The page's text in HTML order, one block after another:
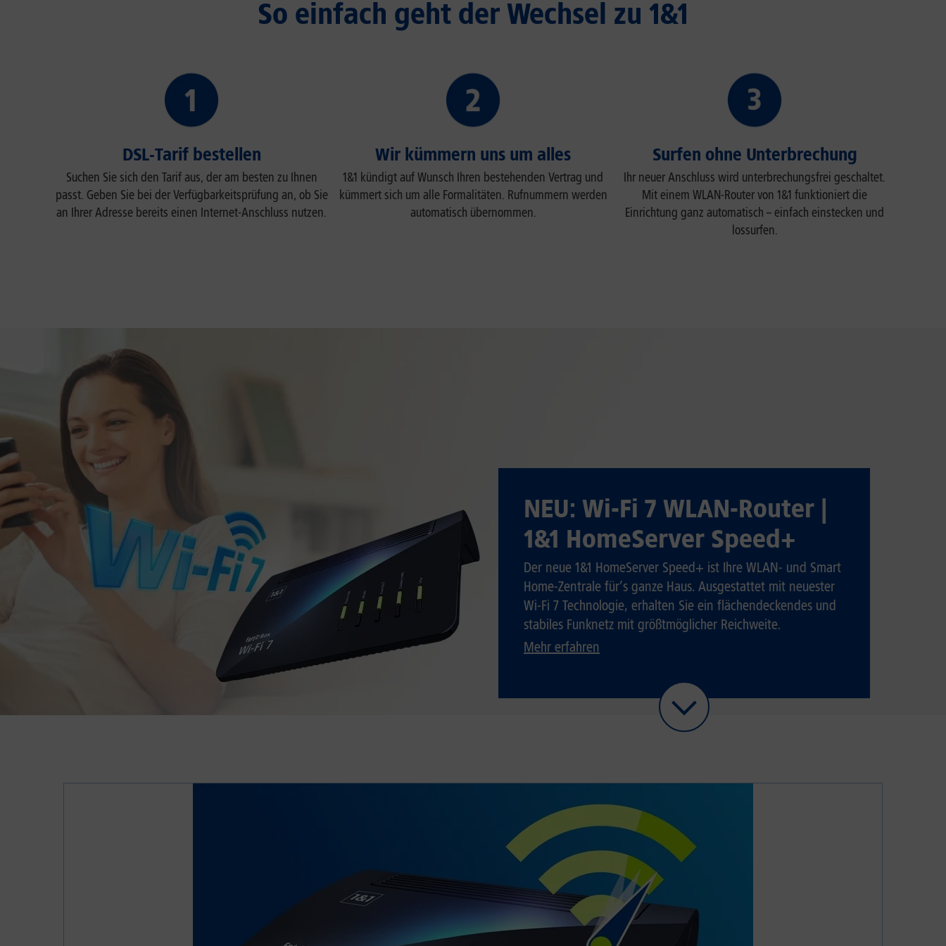
So einfach geht der Wechsel zu 1&1
DSL-Tarif bestellen
Suchen Sie sich den Tarif aus, der am besten zu Ihnen
passt. Geben Sie bei der Verfügbarkeitsprüfung an, ob Sie
an Ihrer Adresse bereits einen Internet-Anschluss nutzen.
Wir kümmern uns um alles
1&1 kündigt auf Wunsch Ihren bestehenden Vertrag und
kümmert sich um alle Formalitäten. Rufnummern werden
automatisch übernommen.
Surfen ohne Unterbrechung
Ihr neuer Anschluss wird unterbrechungsfrei geschaltet.
Mit einem WLAN-Router von 1&1 funktioniert die
Einrichtung ganz automatisch – einfach einstecken und
lossurfen.
NEU: Wi-Fi 7 WLAN-Router |
1&1 HomeServer Speed+
Der neue 1&1 HomeServer Speed+ ist Ihre WLAN- und Smart
Home-Zentrale für’s ganze Haus. Ausgestattet mit neuester
Wi-Fi 7 Technologie, erhalten Sie ein flächendeckendes und
stabiles Funknetz mit größtmöglicher Reichweite.
Mehr erfahren